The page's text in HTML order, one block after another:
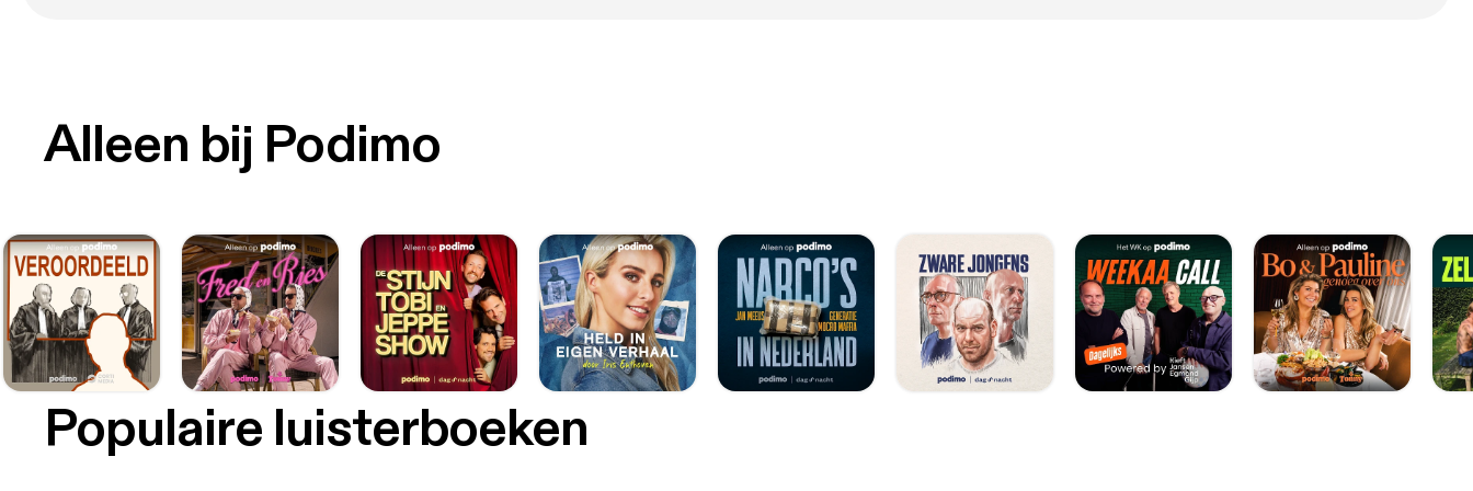
Alleen bij Podimo
Populaire luisterboeken